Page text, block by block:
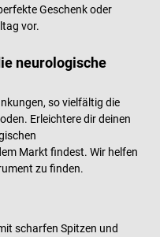
Geschenk oder
vor.
neurologische
so vielfältig die
Erleichtere dir deinen
Markt findest. Wir helfen
zu finden.
scharfen Spitzen und